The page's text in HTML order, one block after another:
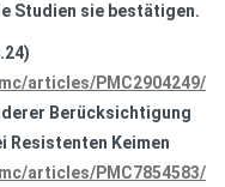
Studien sie bestätigen.
articles/PMC2904249/
Berücksichtigung
Resistenten Keimen
articles/PMC7854583/